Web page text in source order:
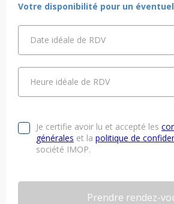
Votre disponibilité pour un
Date idéale de RDV
Heure idéale de RDV
Je certifie avoir lu et accepté les
générales et la politique de
société IMOP.